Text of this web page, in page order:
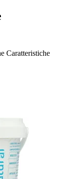
Caratteristiche